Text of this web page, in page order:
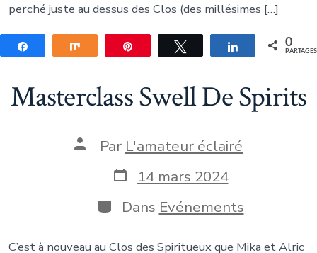
perché juste au dessus des Clos (des millésimes […]
Partagez Partagez Tweetez Partagez 0
PARTAGES
Masterclass Swell De Spirits
Auteur
publication
Par L'amateur éclairé
Date
de
publication
14 mars 2024
Catégories
Dans Evénements
C’est à nouveau au Clos des Spiritueux que Mika et Alric